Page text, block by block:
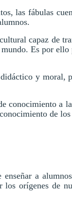
las fábulas
capaz de
Es por
y
conocimiento a
de
a
los orígenes de